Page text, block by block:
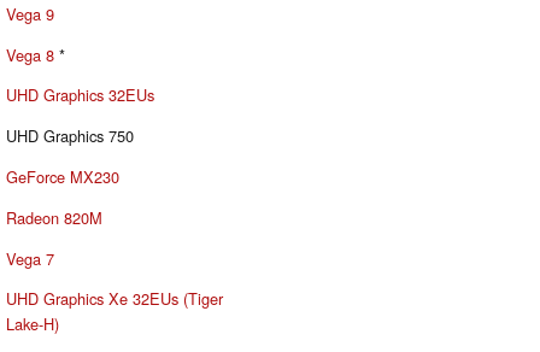
Vega 9
Vega 8 *
UHD Graphics 32EUs
UHD Graphics 750
GeForce MX230
Radeon 820M
Vega 7
UHD Graphics Xe 32EUs (Tiger
Lake-H)